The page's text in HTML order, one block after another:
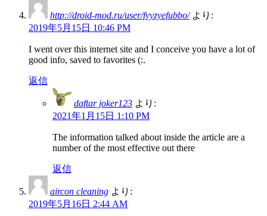
http://droid-mod.ru/user/fvyzyefubbo/ より:
2019年5月15日 10:46 PM
I went over this internet site and I conceive you have a lot of
good info, saved to favorites (:.
返信
daftar joker123 より:
2021年1月15日 1:10 PM
The information talked about inside the article are a
number of the most effective out there
返信
aircon cleaning より:
2019年5月16日 2:44 AM